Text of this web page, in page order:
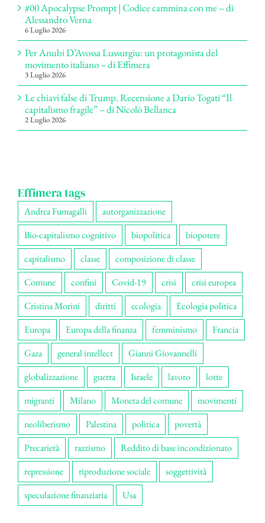
#00 Apocalypse Prompt | Codice cammina con me – di
Alessandro Verna
6 Luglio 2026
Per Anubi D’Avossa Lussurgiu: un protagonista del
movimento italiano – di Effimera
3 Luglio 2026
Le chiavi false di Trump. Recensione a Dario Togati “Il
capitalismo fragile” – di Nicolò Bellanca
2 Luglio 2026
Effimera tags
Andrea Fumagalli
autorganizzazione
Bio-capitalismo cognitivo
biopolitica
biopotere
capitalismo
classe
composizione di classe
Comune
confini Covid-19 crisi
crisi europea
Cristina Morini
diritti ecologia
Ecologia politica
Europa
Europa della finanza femminismo
Francia
Gaza
general intellect
Gianni Giovannelli
globalizzazione
guerra Israele lavoro
lotte
migranti
Milano Moneta del comune
movimenti
neoliberismo
Palestina politica
povertà
Precarietà
razzismo
Reddito di base incondizionato
repressione
riproduzione sociale
soggettività
speculazione finanziaria
Usa